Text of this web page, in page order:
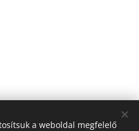
a weboldal megfelelő